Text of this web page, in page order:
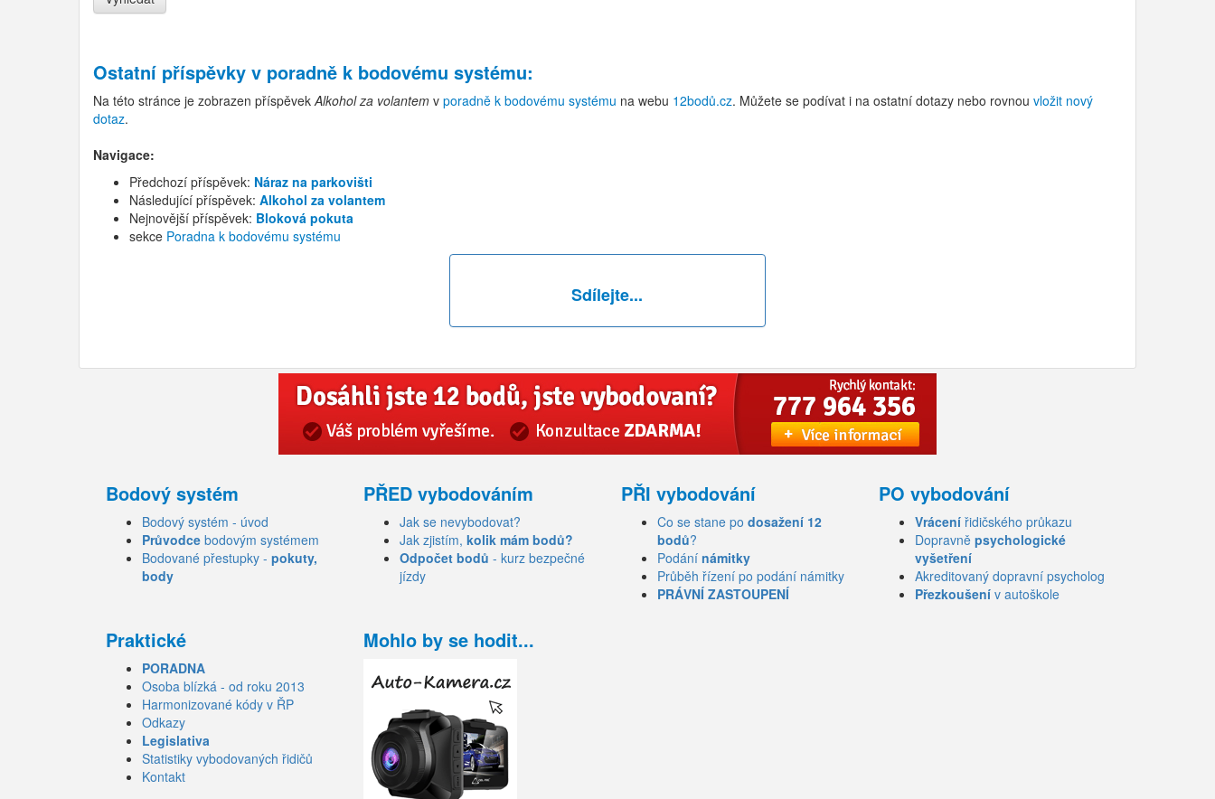
Ostatní příspěvky v poradně k bodovému systému:
Na této stránce je zobrazen příspěvekAlkohol za volantem v poradně k bodovému systému na webu 12bodů.cz. Můžete se podívat i na ostatní dotazy nebo rovnou vložit nový
dotaz.
Navigace:
Předchozí příspěvek: Náraz na parkovišti
Následující příspěvek: Alkohol za volantem
Nejnovější příspěvek: Bloková pokuta
sekce Poradna k bodovému systému
Sdílejte...
Bodový systém
Bodový systém - úvod
Průvodce bodovým systémem
Bodované přestupky - pokuty,
body
PŘED vybodováním
Jak se nevybodovat?
Jak zjistím, kolik mám bodů?
Odpočet bodů - kurz bezpečné
jízdy
PŘI vybodování
Co se stane po dosažení 12
bodů?
Podání námitky
Průběh řízení po podání námitky
PRÁVNÍ ZASTOUPENÍ
PO vybodování
Vrácení řidičského průkazu
Dopravně psychologické
vyšetření
Akreditovaný dopravní psycholog
Přezkoušení v autoškole
Praktické
PORADNA
Osoba blízká - od roku 2013
Harmonizované kódy v ŘP
Odkazy
Legislativa
Statistiky vybodovaných řidičů
Kontakt
Mohlo by se hodit...